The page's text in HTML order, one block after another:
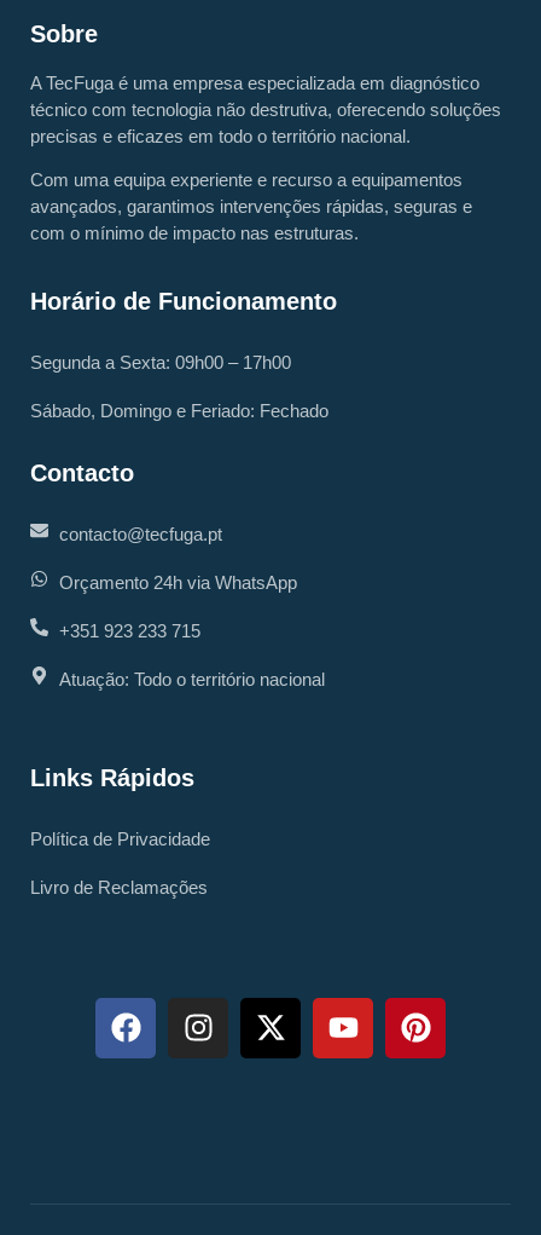
Sobre
A TecFuga é uma empresa especializada em diagnóstico
técnico com tecnologia não destrutiva, oferecendo soluções
precisas e eficazes em todo o território nacional.
Com uma equipa experiente e recurso a equipamentos
avançados, garantimos intervenções rápidas, seguras e
com o mínimo de impacto nas estruturas.
Horário de Funcionamento
Segunda a Sexta: 09h00 – 17h00
Sábado, Domingo e Feriado: Fechado
Contacto
contacto@tecfuga.pt
Orçamento 24h via WhatsApp
+351 923 233 715
Atuação: Todo o território nacional
Links Rápidos
Política de Privacidade
Livro de Reclamações